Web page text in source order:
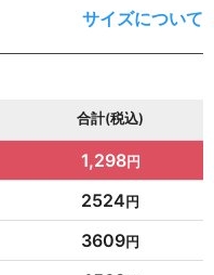
サイズについて
合計(税込)
1,298
2524
3609